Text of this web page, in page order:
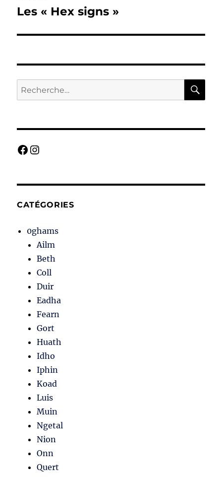
Publication
Les « Hex signs »
Recherche
pour :
Facebook
Instagram
CATÉGORIES
0ghams
Ailm
Beth
Coll
Duir
Eadha
Fearn
Gort
Huath
Idho
Iphin
Koad
Luis
Muin
Ngetal
Nion
Onn
Quert